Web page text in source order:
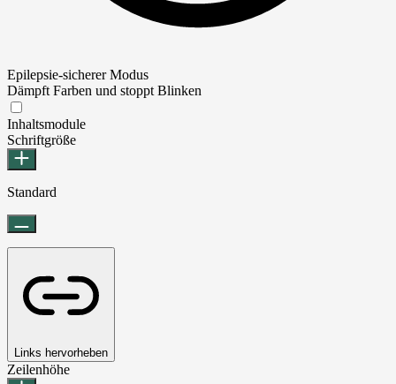
Epilepsie-sicherer Modus
Dämpft Farben und stoppt Blinken
Inhaltsmodule
Schriftgröße
Standard
Links hervorheben
Zeilenhöhe